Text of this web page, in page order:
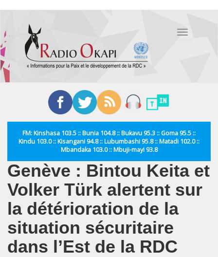
contenu
principal
Toggle
FM: Kinshasa 103.5 :: Bunia 104.8 :: Bukavu 95.3 :: Goma 95.5 ::
Kindu 103.0 :: Kisangani 94.8 :: Lubumbashi 95.8 :: Matadi 102.0 ::
Mbandaka 103.0 :: Mbuji-mayi 93.8
Genève : Bintou Keita et
Volker Türk alertent sur
la détérioration de la
situation sécuritaire
dans l’Est de la RDC